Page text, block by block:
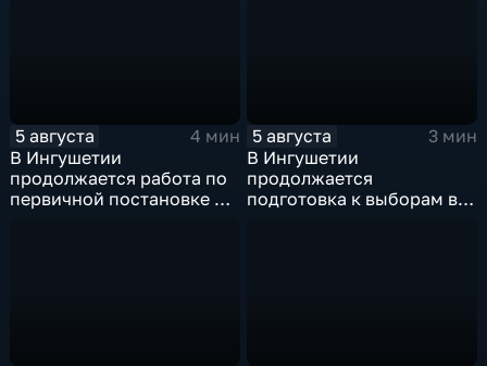
5 августа
4 мин
В Ингушетии
продолжается работа по
первичной постановке на
5 августа
3 мин
В Ингушетии
продолжается
подготовка к выборам в